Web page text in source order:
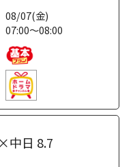
08/07(金)
07:00～08:00
中日 8.7